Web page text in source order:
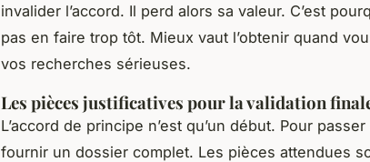
invalider l’accord. Il perd alors sa valeur. C’est
pas en faire trop tôt. Mieux vaut l’obtenir quand
vos recherches sérieuses.
Les pièces justificatives pour la validation
L’accord de principe n’est qu’un début. Pour
fournir un dossier complet. Les pièces attendues